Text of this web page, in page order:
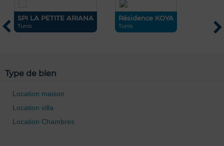
SPI LA PETITE ARIANA
Tunis
Résidence KOYA
Tunis
Type de bien
Location maison
Location villa
Location Chambres